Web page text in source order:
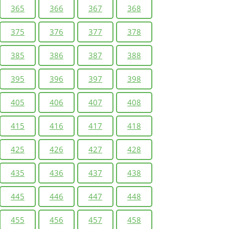
365 366 367 368
375 376 377 378
385 386 387 388
395 396 397 398
405 406 407 408
415 416 417 418
425 426 427 428
435 436 437 438
445 446 447 448
455 456 457 458